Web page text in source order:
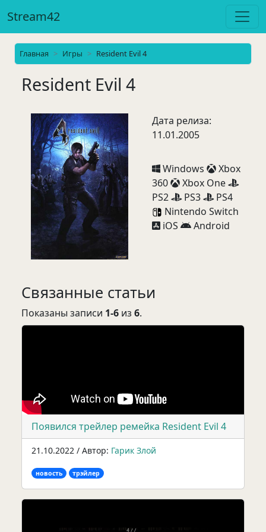
Stream42
Главная Игры Resident Evil 4
Resident Evil 4
Дата релиза:
11.01.2005
Windows
Xbox
360
Xbox One
PS2
PS3
PS4
Nintendo Switch
iOS
Android
Связанные статьи
Показаны записи 1-6 из 6.
Появился трейлер ремейка Resident Evil 4
21.10.2022 / Автор: Гарик Злой
новость трэйлер